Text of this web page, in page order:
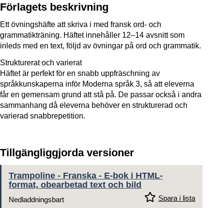
Förlagets beskrivning
Ett övningshäfte att skriva i med fransk ord- och
grammatikträning. Häftet innehåller 12–14 avsnitt som
inleds med en text, följd av övningar på ord och grammatik.
Strukturerat och varierat
Häftet är perfekt för en snabb uppfräschning av
språkkunskaperna inför Moderna språk 3, så att eleverna
får en gemensam grund att stå på. De passar också i andra
sammanhang då eleverna behöver en strukturerad och
varierad snabbrepetition.
Tillgängliggjorda versioner
Trampoline - Franska - E-bok i HTML-
format, obearbetad text och bild
Spara i lista
Nedladdningsbart